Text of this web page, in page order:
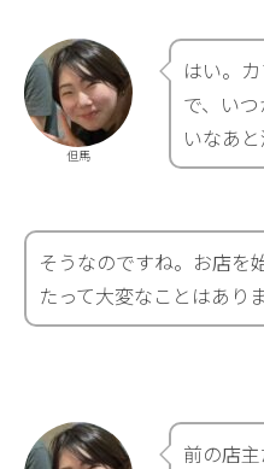
但馬
はい。
で、い
いなあ
そうなのですね。お店を
たって大変なことはあり
前の店